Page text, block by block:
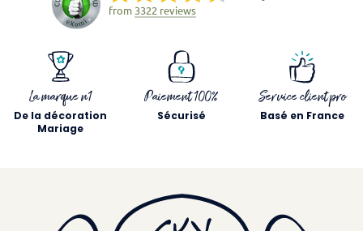
La marque n1
De la décoration
Mariage
Paiement 100%
Sécurisé
Service client pro
Basé en France
from 3322 reviews